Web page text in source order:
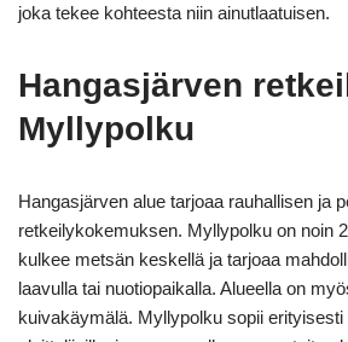
joka tekee kohteesta niin ainutlaatuisen.
Hangasjärven
Myllypolku
Hangasjärven alue tarjoaa rauhallisen ja
retkeilykokemuksen. Myllypolku on noin
kulkee metsän keskellä ja tarjoaa
laavulla tai nuotiopaikalla. Alueella on
kuivakäymälä. Myllypolku sopii erityisesti